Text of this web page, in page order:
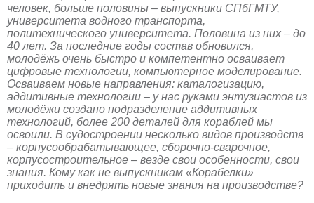
человек, больше половины – выпускники СПбГМТУ,
университета водного транспорта,
политехнического университета. Половина из них – до
40 лет. За последние годы состав обновился,
молодёжь очень быстро и компетентно осваивает
цифровые технологии, компьютерное моделирование.
Осваиваем новые направления: каталогизацию,
аддитивные технологии – у нас руками энтузиастов из
молодёжи создано подразделение аддитивных
технологий, более 200 деталей для кораблей мы
освоили. В судостроении несколько видов производств
– корпусообрабатывающее, сборочно-сварочное,
корпусостроительное – везде свои особенности, свои
знания. Кому как не выпускникам «Корабелки»
приходить и внедрять новые знания на производстве?